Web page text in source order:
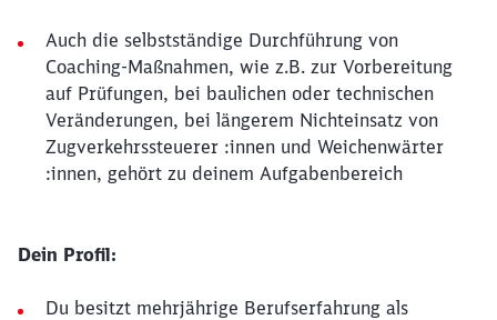
Auch die selbstständige Durchführung von
Coaching-Maßnahmen, wie z.B. zur Vorbereitung
auf Prüfungen, bei baulichen oder technischen
Veränderungen, bei längerem Nichteinsatz von
Zugverkehrssteuerer :innen und Weichenwärter
:innen, gehört zu deinem Aufgabenbereich
Dein Profil:
Du besitzt mehrjährige Berufserfahrung als